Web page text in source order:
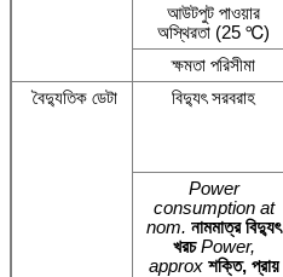
আউটপুট পাওয়ার
অস্থিরতা (25 ℃)
ক্ষমতা পরিসীমা
বৈদ্যুতিক ডেটা
বিদ্যুৎ সরবরাহ
Power
consumption at
nom. নামমাত্র বিদ্যুৎ
খরচ Power,
approx শক্তি, প্রায়